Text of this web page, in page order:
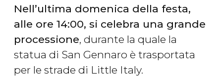
Nell’ultima domenica della festa,
alle ore 14:00, si celebra una grande
processione, durante la quale la
statua di San Gennaro è trasportata
per le strade di Little Italy.